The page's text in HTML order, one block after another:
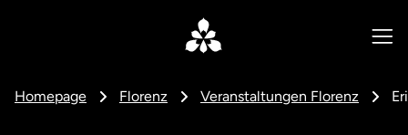
Homepage Florenz Veranstaltungen Florenz